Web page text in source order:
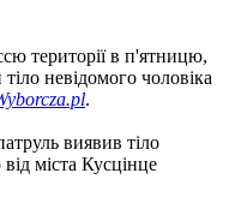
території в п'ятницю,
невідомого чоловіка
.
виявив тіло
міста Кусцінце